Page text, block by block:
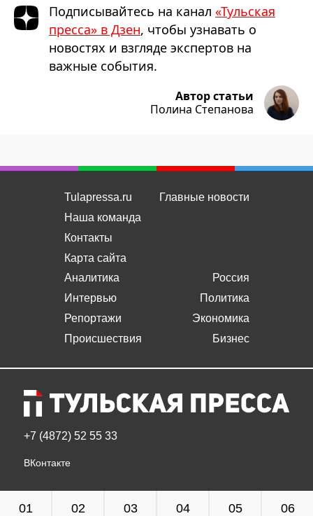
Подписывайтесь на канал «Тульская
пресса» в Дзен, чтобы узнавать о
новостях и взгляде экспертов на
важные события.
Автор статьи
Полина Степанова
Tulapressa.ru
Наша команда
Контакты
Карта сайта
Главные новости
Аналитика
Интервью
Репортажи
Происшествия
Россия
Политика
Экономика
Бизнес
+7 (4872) 52 55 33
ВКонтакте
01 02 03 04 05 06